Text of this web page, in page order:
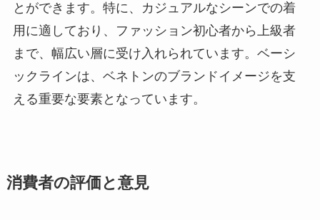
とができます。特に、カジュアルなシーンでの着
用に適しており、ファッション初心者から上級者
まで、幅広い層に受け入れられています。ベーシ
ックラインは、ベネトンのブランドイメージを支
える重要な要素となっています。
消費者の評価と意見